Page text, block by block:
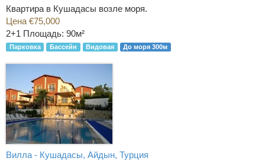
Квартира в Кушадасы возле моря.
Цена €75,000
2+1 Площадь: 90м²
Парковка Бассейн Видовая До моря 300м
Вилла - Кушадасы, Айдын, Турция